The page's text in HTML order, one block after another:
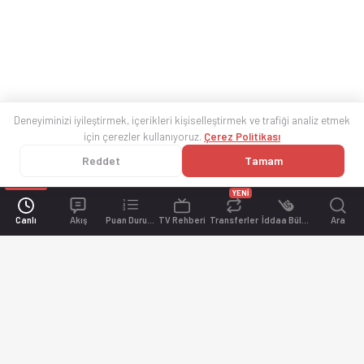
Canlı Akış TV Rehberi Transferler
YENİ
Ara
Deneyiminizi iyileştirmek, içerikleri kişiselleştirmek ve trafiği analiz etmek
için çerezler kullanıyoruz. Çerez Politikası
Reddet Tamam